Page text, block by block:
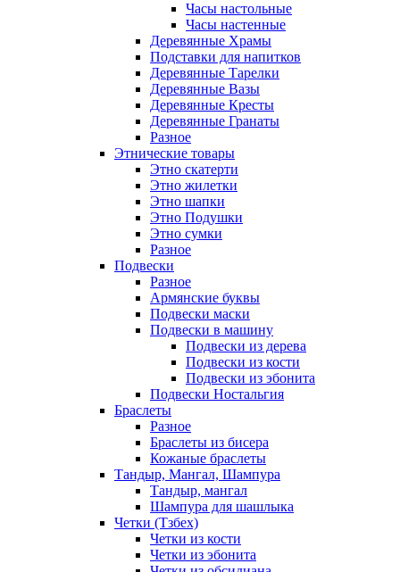
Часы настольные
Часы настенные
Деревянные Храмы
Подставки для напитков
Деревянные Тарелки
Деревянные Вазы
Деревянные Кресты
Деревянные Гранаты
Разное
Этнические товары
Этно скатерти
Этно жилетки
Этно шапки
Этно Подушки
Этно сумки
Разное
Подвески
Разное
Армянские буквы
Подвески маски
Подвески в машину
Подвески из дерева
Подвески из кости
Подвески из эбонита
Подвески Ностальгия
Браслеты
Разное
Браслеты из бисера
Кожаные браслеты
Тандыр, Мангал, Шампура
Тандыр, мангал
Шампура для шашлыка
Четки (Тзбех)
Четки из кости
Четки из эбонита